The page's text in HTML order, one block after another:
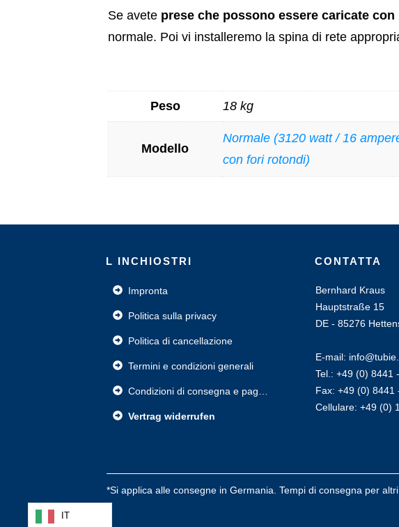
Se avete prese che possono essere caricate con
normale. Poi vi installeremo la spina di rete
Peso 18 kg
Modello
Normale (3120 watt / 16
con fori rotondi)
L INCHIOSTRI
Impronta
Politica sulla privacy
Politica di cancellazione
Termini e condizioni generali
Vertrag widerrufen
CONTATTA
Bernhard Kraus
Hauptstraße 15
DE - 85276
E-mail:
Tel.: +49 (0) 8441
Fax: +49 (0) 8441
Cellulare: +49 (0)
*Si applica alle consegne in Germania. Tempi di consegna per
IT